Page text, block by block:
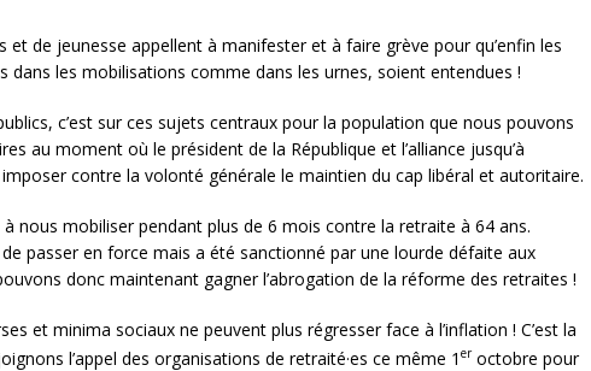
et de jeunesse appellent à manifester et à faire grève pour qu’enfin les
dans les mobilisations comme dans les urnes, soient entendues !
c’est sur ces sujets centraux pour la population que nous pouvons
au moment où le président de la République et l’alliance jusqu’à
contre la volonté générale le maintien du cap libéral et autoritaire.
nous mobiliser pendant plus de 6 mois contre la retraite à 64 ans.
passer en force mais a été sanctionné par une lourde défaite aux
donc maintenant gagner l’abrogation de la réforme des retraites !
et minima sociaux ne peuvent plus régresser face à l’inflation ! C’est la
l’appel des organisations de retraité·es ce même 1 eroctobre pour